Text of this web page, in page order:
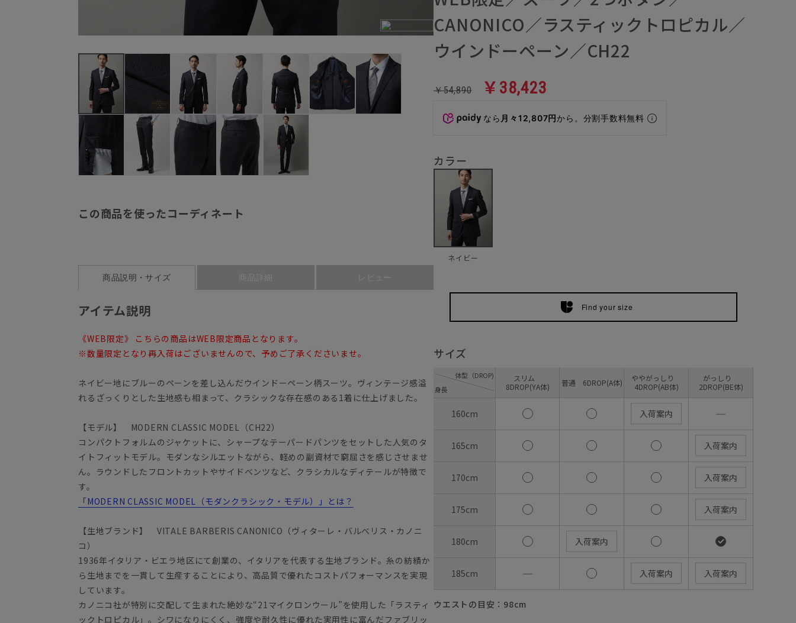
この商品を使ったコーディネート
商品説明・サイズ 商品詳細 レビュー
アイテム説明
《WEB限定》 こちらの商品はWEB限定商品となります。
※数量限定となり再入荷はございませんので、予めご了承くださいませ。
ネイビー地にブルーのペーンを差し込んだウインドーペーン柄スーツ。ヴィンテージ感溢
れるざっくりとした生地感も相まって、クラシックな存在感のある1着に仕上げました。
【モデル】 MODERN CLASSIC MODEL（CH22）
コンパクトフォルムのジャケットに、シャープなテーパードパンツをセットした人気のタ
イトフィットモデル。モダンなシルエットながら、軽めの副資材で窮屈さを感じさせませ
ん。ラウンドしたフロントカットやサイドベンツなど、クラシカルなディテールが特徴で
す。
「MODERN CLASSIC MODEL（モダンクラシック・モデル）」とは？
【生地ブランド】 VITALE BARBERIS CANONICO（ヴィターレ・バルべリス・カノニ
コ）
1936年イタリア・ビエラ地区にて創業の、イタリアを代表する生地ブランド。糸の紡績か
ら生地までを一貫して生産することにより、高品質で優れたコストパフォーマンスを実現
しています。
カノニコ社が特別に交配して生まれた絶妙な“21マイクロンウール”を使用した「ラスティ
ックトロピカル」。シワになりにくく、強度や耐久性に優れた実用性に富んだファブリッ
CANONICO／ラスティックトロピカル／
ウインドーペーン／CH22
￥54,890 ￥38,423
なら 月々12,807円から。分割手数料無料
カラー
ネイビー
Find your size
サイズ
身長
体型（DROP)
スリム
8DROP(YA体)
普通 6DROP(A体)
ややがっしり
4DROP(AB体)
がっしり
2DROP(BE体)
160cm 入荷案内 ―
165cm 入荷案内
170cm 入荷案内
175cm 入荷案内
180cm 入荷案内
185cm ― 入荷案内 入荷案内
ウエストの目安： 98cm